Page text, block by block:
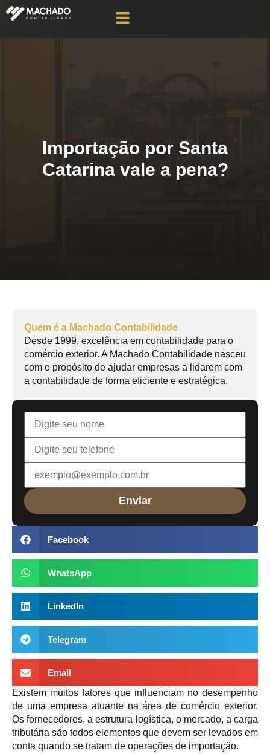
Importação por Santa
Catarina vale a pena?
Quem é a Machado Contabilidade
Desde 1999, excelência em contabilidade para o
comércio exterior. A Machado Contabilidade nasceu
com o propósito de ajudar empresas a lidarem com
a contabilidade de forma eficiente e estratégica.
Facebook
WhatsApp
LinkedIn
Telegram
Email
Existem muitos fatores que influenciam no desempenho
de uma empresa atuante na área de comércio exterior.
Os fornecedores, a estrutura logística, o mercado, a carga
tributária são todos elementos que devem ser levados em
conta quando se tratam de operações de importação.